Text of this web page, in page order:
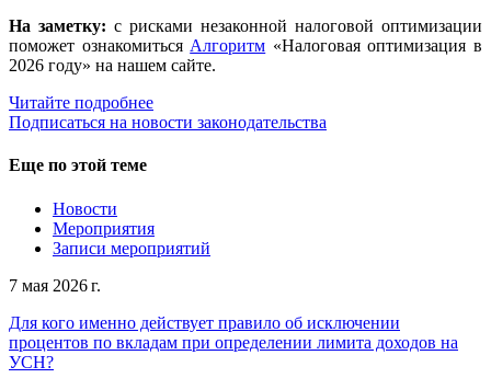
На заметку: с рисками незаконной налоговой оптимизации
поможет ознакомиться Алгоритм «Налоговая оптимизация в
2026 году» на нашем сайте.
Читайте подробнее
Подписаться на новости законодательства
Еще по этой теме
Новости
Мероприятия
Записи мероприятий
7 мая 2026 г.
Для кого именно действует правило об исключении
процентов по вкладам при определении лимита доходов на
УСН?